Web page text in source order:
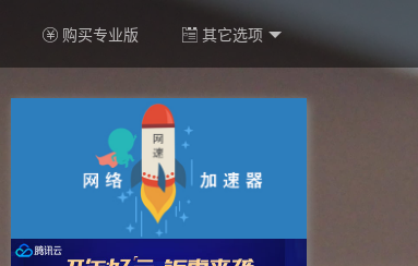
购买专业版 其它选项